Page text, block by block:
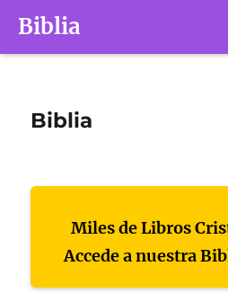
Biblia
Biblia
Miles de Libros
Accede a nuestra